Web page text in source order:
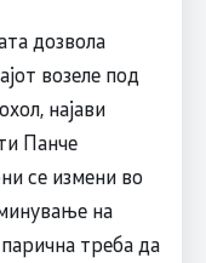
дозвола
возеле под
најави
Панче
се измени во
на
треба да